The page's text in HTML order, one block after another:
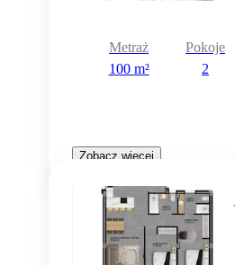
Metraż
100 m²
Pokoje
2
Zobacz więcej